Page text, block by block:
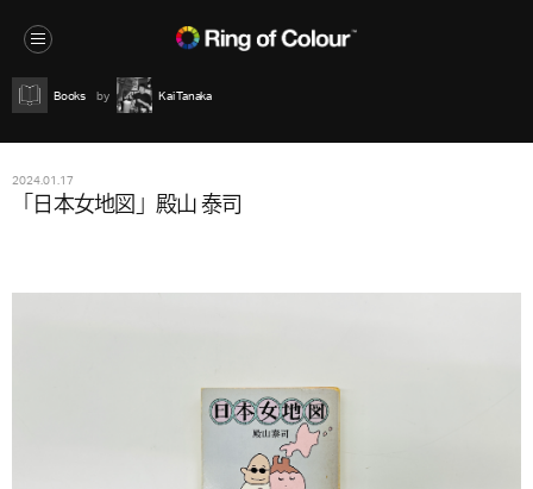
Books Kai Tanaka
2024.01.17
「日本女地図」殿山 泰司